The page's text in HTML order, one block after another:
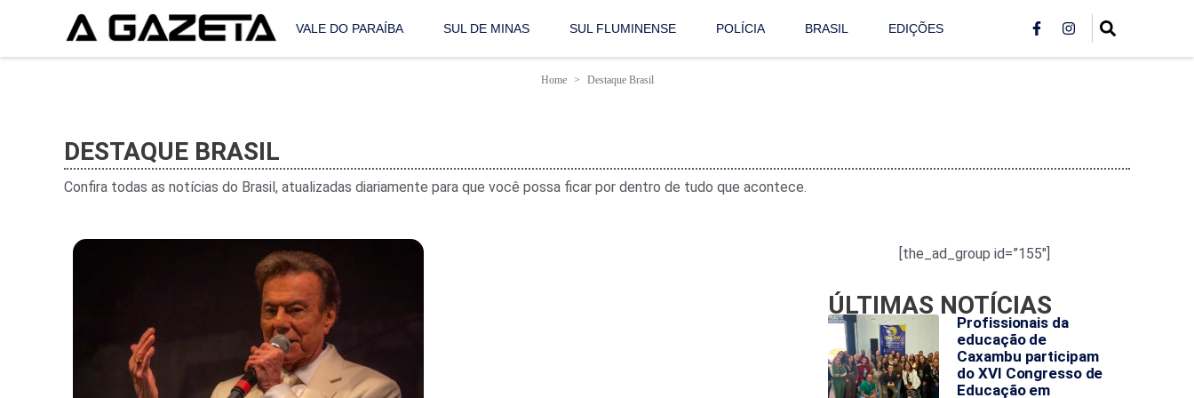
VALE DO PARAÍBA SUL DE MINAS SUL FLUMINENSE POLÍCIA BRASIL EDIÇÕES
Home Destaque Brasil
DESTAQUE BRASIL
Confira todas as notícias do Brasil, atualizadas diariamente para que você possa ficar por dentro de tudo que acontece.
[the_ad_group id=”155″]
ÚLTIMAS NOTÍCIAS
Profissionais da
educação de
Caxambu participam
do XVI Congresso de
Educação em